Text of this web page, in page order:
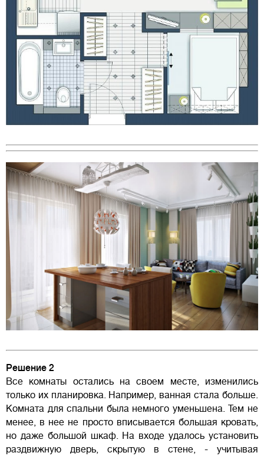
Решение 2
Все комнаты остались на своем месте, изменились
только их планировка. Например, ванная стала больше.
Комната для спальни была немного уменьшена. Тем не
менее, в нее не просто вписывается большая кровать,
но даже большой шкаф. На входе удалось установить
раздвижную дверь, скрытую в стене, - учитывая